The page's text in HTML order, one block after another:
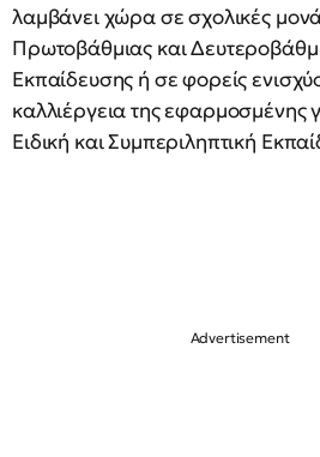
λαμβάνει χώρα σε σχολικές
Πρωτοβάθμιας και
Εκπαίδευσης ή σε φορείς
καλλιέργεια της εφαρμοσμένης
Ειδική και Συμπεριληπτική